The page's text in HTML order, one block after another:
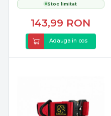
Stoc limitat
143,99 RON
Adauga in cos